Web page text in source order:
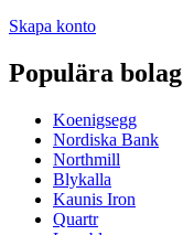
Skapa konto
Populära bolag
Koenigsegg
Nordiska Bank
Northmill
Blykalla
Kaunis Iron
Quartr